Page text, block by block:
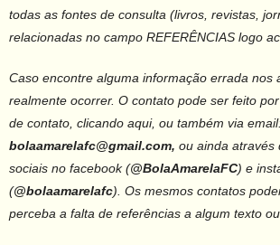
todas as fontes de consulta (livros, revistas,
relacionadas no campo REFERÊNCIAS logo
Caso encontre alguma informação errada nos
realmente ocorrer. O contato pode ser feito
de contato, clicando aqui, ou também via
bolaamarelafc@gmail.com, ou ainda através
sociais no facebook (@BolaAmarelaFC) e
(@bolaamarelafc). Os mesmos contatos
perceba a falta de referências a algum texto ou